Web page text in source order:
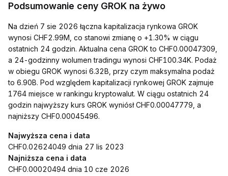
Podsumowanie ceny GROK na żywo
Na dzień 7 sie 2026 łączna kapitalizacja rynkowa GROK
wynosi CHF2.99M, co stanowi zmianę o +1.30% w ciągu
ostatnich 24 godzin. Aktualna cena GROK to CHF0.00047309,
a 24-godzinny wolumen tradingu wynosi CHF100.34K. Podaż
w obiegu GROK wynosi 6.32B, przy czym maksymalna podaż
to 6.90B. Pod względem kapitalizacji rynkowej GROK zajmuje
1764 miejsce w rankingu kryptowalut. W ciągu ostatnich 24
godzin najwyższy kurs GROK wyniósł CHF0.00047779, a
najniższy CHF0.00045496.
Najwyższa cena i data
CHF0.02624049 dnia 27 lis 2023
Najniższa cena i data
CHF0.00020494 dnia 10 cze 2026